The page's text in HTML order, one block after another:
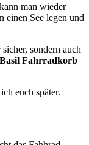
man wieder
einen See legen und
sondern auch
Basil Fahrradkorb
euch später.